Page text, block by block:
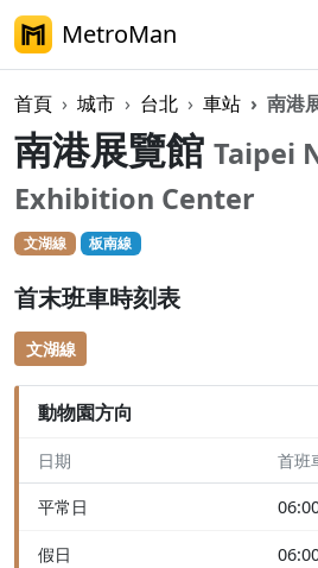
MetroMan
首頁 城市 台北 車站 南港
南港展覽館 Taipei
Exhibition Center
文湖線 板南線
首末班車時刻表
文湖線
動物園方向
日期 首班
平常日
假日